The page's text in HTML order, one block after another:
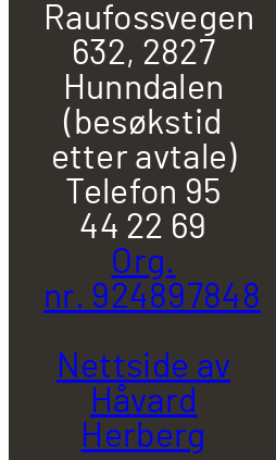
Raufossvegen
632, 2827
Hunndalen
(besøkstid
etter avtale)
Telefon 95
44 22 69
Org.
nr. 924897848
Nettside av
Håvard
Herberg